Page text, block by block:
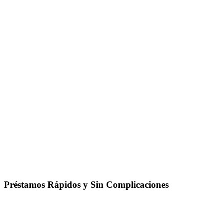
Préstamos Rápidos y Sin Complicaciones